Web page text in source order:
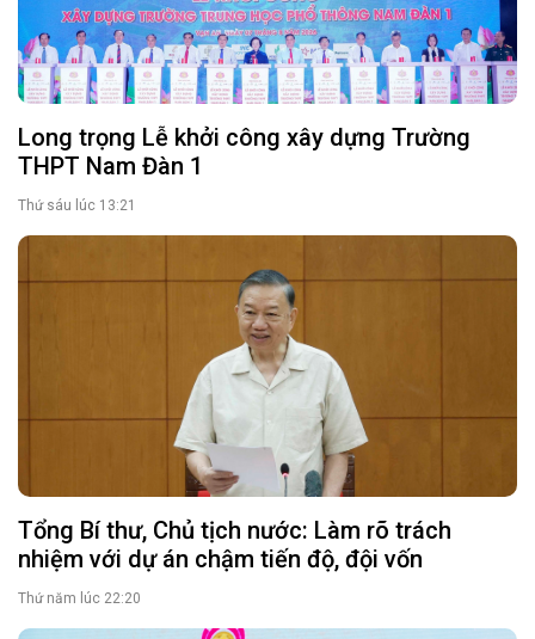
Long trọng Lễ khởi công xây dựng Trường
THPT Nam Đàn 1
Thứ sáu lúc 13:21
Tổng Bí thư, Chủ tịch nước: Làm rõ trách
nhiệm với dự án chậm tiến độ, đội vốn
Thứ năm lúc 22:20